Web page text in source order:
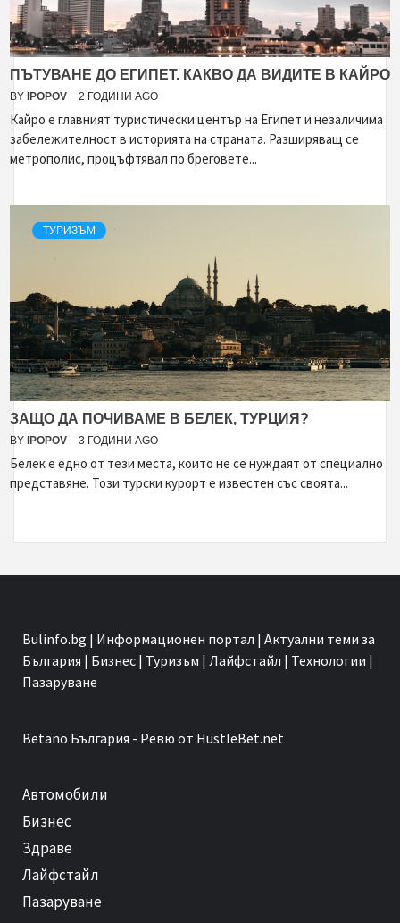
ПЪТУВАНЕ ДО ЕГИПЕТ. КАКВО ДА ВИДИТЕ В КАЙРО
BY IPOPOV 2 ГОДИНИ AGO
Кайро е главният туристически център на Египет и незаличима
забележителност в историята на страната. Разширяващ се
метрополис, процъфтявал по бреговете...
ТУРИЗЪМ
ЗАЩО ДА ПОЧИВАМЕ В БЕЛЕК, ТУРЦИЯ?
BY IPOPOV 3 ГОДИНИ AGO
Белек е едно от тези места, които не се нуждаят от специално
представяне. Този турски курорт е известен със своята...
Bulinfo.bg | Информационен портал | Актуални теми за
България | Бизнес | Туризъм | Лайфстайл | Технологии |
Пазаруване
Betano България - Ревю от HustleBet.net
Автомобили
Бизнес
Здраве
Лайфстайл
Пазаруване